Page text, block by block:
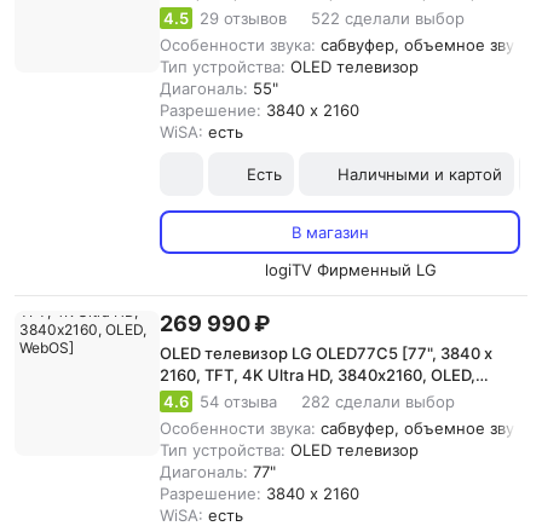
WebOS]
4.5 29 отзывов
522 сделали выбор
Особенности звука: сабвуфер, объемное
Тип устройства: OLED телевизор
Диагональ: 55"
Разрешение: 3840 x 2160
WiSA: есть
Есть Наличными и картой
В магазин
logiTV Фирменный LG
269 990 ₽
OLED телевизор LG OLED77C5 [77", 3840 x
2160, TFT, 4K Ultra HD, 3840х2160, OLED,
WebOS]
4.6 54 отзыва
282 сделали выбор
Особенности звука: сабвуфер, объемное
Тип устройства: OLED телевизор
Диагональ: 77"
Разрешение: 3840 x 2160
WiSA: есть